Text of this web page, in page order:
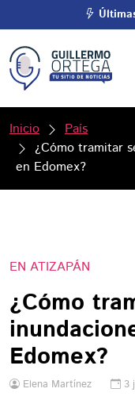
Inicio
País
¿Cómo tramitar
en Edomex?
EN ATIZAPÁN
¿Cómo
Edomex?
Elena Martínez 3